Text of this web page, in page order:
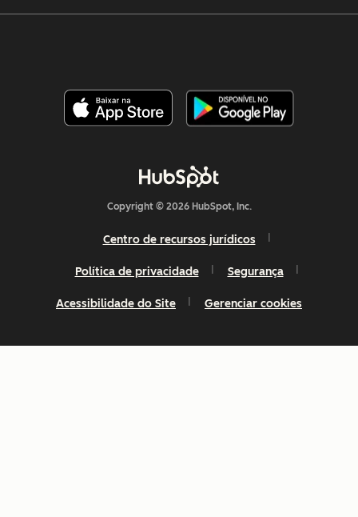
Copyright © 2026 HubSpot, Inc.
Centro de recursos jurídicos
Política de privacidade Segurança
Acessibilidade do Site Gerenciar cookies